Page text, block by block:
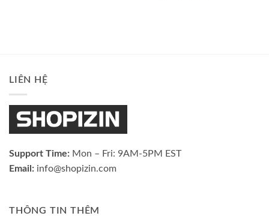
LIÊN HỆ
Support Time: Mon – Fri: 9AM-5PM EST
Email: info@shopizin.com
THÔNG TIN THÊM